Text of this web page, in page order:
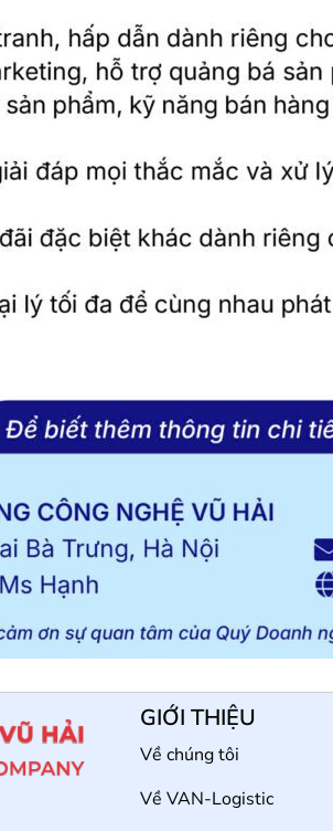
GIỚI THIỆU
Về chúng tôi
Về VAN-Logistic